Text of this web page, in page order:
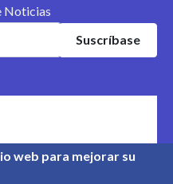
Noticias
web para mejorar su